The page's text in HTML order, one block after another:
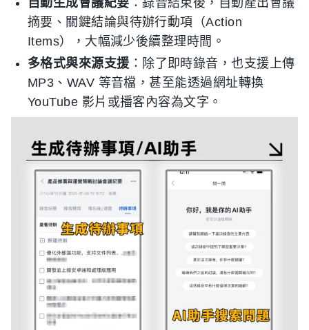
自動生成會議紀要 ：錄音結束後，自動產出會議
摘要、關鍵結論與待辦行動項（Action
Items），大幅減少後續整理時間。
多格式與來源支援 ：除了即時錄音，也支援上傳
MP3、WAV 等音檔，甚至能透過網址轉換
YouTube 影片或播客內容為文字。